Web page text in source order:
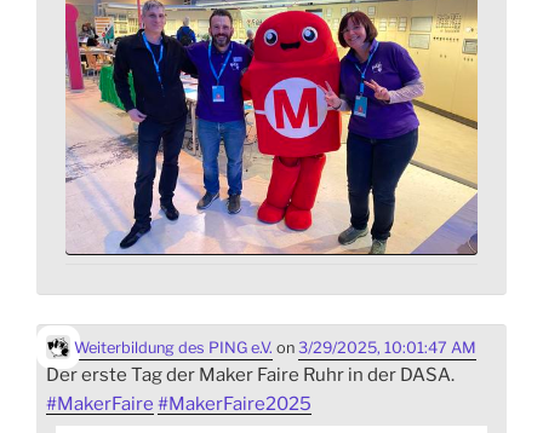
Weiterbildung des PING e.V. on 3/29/2025, 10:01:47 AM
Der erste Tag der Maker Faire Ruhr in der DASA.
#MakerFaire #MakerFaire2025